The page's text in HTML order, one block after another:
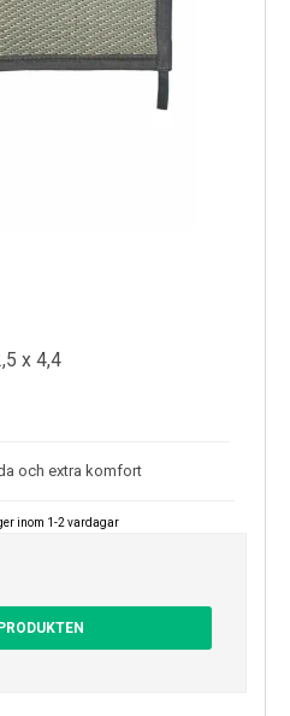
x 4,4
och extra komfort
inom 1-2 vardagar